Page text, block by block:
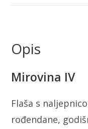
Opis
Mirovina IV
Flaša s
rođendane,